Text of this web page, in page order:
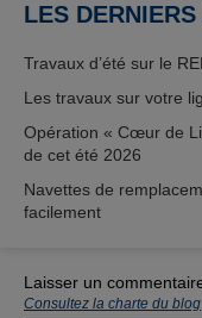
LES
Travaux d’été sur le
Les travaux sur votre
Opération « Cœur de
de cet été 2026
Navettes de
facilement
Laisser un
Consultez la charte du blog